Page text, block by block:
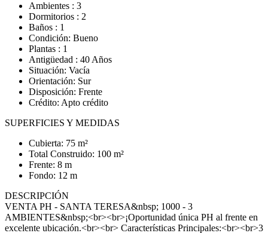
Ambientes : 3
Dormitorios : 2
Baños : 1
Condición: Bueno
Plantas : 1
Antigüedad : 40 Años
Situación: Vacía
Orientación: Sur
Disposición: Frente
Crédito: Apto crédito
SUPERFICIES Y MEDIDAS
Cubierta: 75 m²
Total Construido: 100 m²
Frente: 8 m
Fondo: 12 m
DESCRIPCIÓN
VENTA PH - SANTA TERESA&nbsp; 1000 - 3
AMBIENTES&nbsp;<br><br>¡Oportunidad única PH al frente en
excelente ubicación.<br><br> Características Principales:<br><br>3